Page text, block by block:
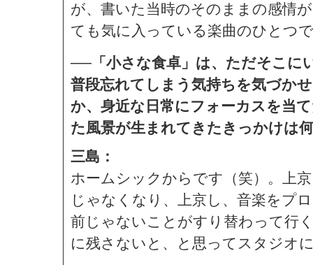
が、書いた当時のそのままの感情
ても気に入っている楽曲のひとつ
──「小さな食卓」は、ただそこに
普段忘れてしまう気持ちを気づか
か、身近な日常にフォーカスを当
た風景が生まれてきたきっかけは
三島：
ホームシックからです（笑）。上
じゃなくなり、上京し、音楽をプ
前じゃないことがすり替わって行
に残さないと、と思ってスタジオ